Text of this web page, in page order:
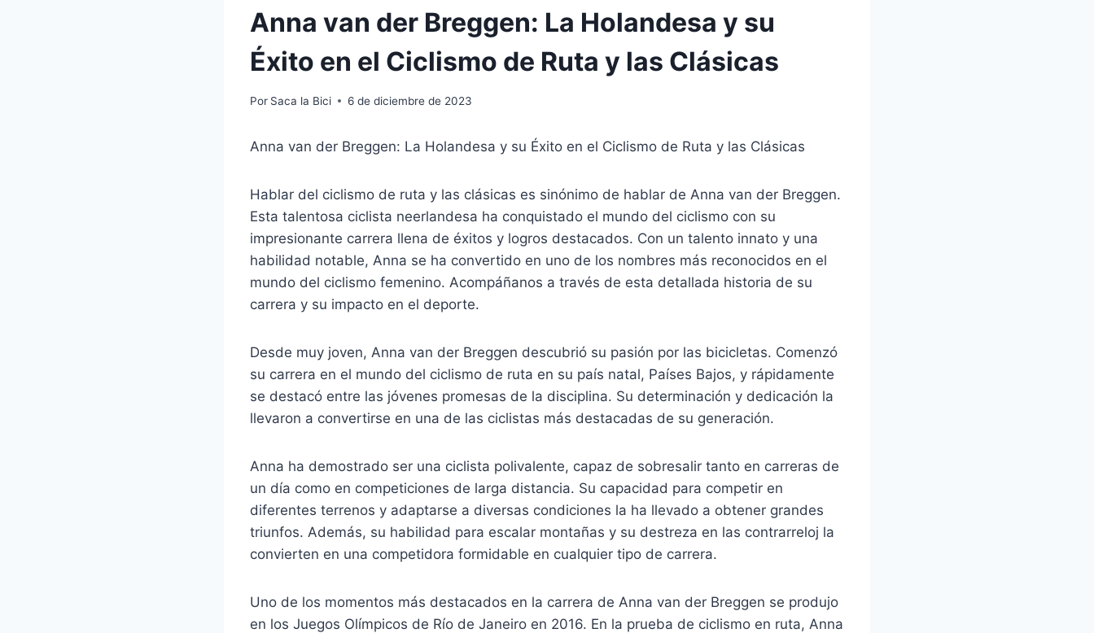
Anna van der Breggen: La Holandesa y su
Éxito en el Ciclismo de Ruta y las Clásicas
Por Saca la Bici 6 de diciembre de 2023
Anna van der Breggen: La Holandesa y su Éxito en el Ciclismo de Ruta y las Clásicas
Hablar del ciclismo de ruta y las clásicas es sinónimo de hablar de Anna van der Breggen.
Esta talentosa ciclista neerlandesa ha conquistado el mundo del ciclismo con su
impresionante carrera llena de éxitos y logros destacados. Con un talento innato y una
habilidad notable, Anna se ha convertido en uno de los nombres más reconocidos en el
mundo del ciclismo femenino. Acompáñanos a través de esta detallada historia de su
carrera y su impacto en el deporte.
Desde muy joven, Anna van der Breggen descubrió su pasión por las bicicletas. Comenzó
su carrera en el mundo del ciclismo de ruta en su país natal, Países Bajos, y rápidamente
se destacó entre las jóvenes promesas de la disciplina. Su determinación y dedicación la
llevaron a convertirse en una de las ciclistas más destacadas de su generación.
Anna ha demostrado ser una ciclista polivalente, capaz de sobresalir tanto en carreras de
un día como en competiciones de larga distancia. Su capacidad para competir en
diferentes terrenos y adaptarse a diversas condiciones la ha llevado a obtener grandes
triunfos. Además, su habilidad para escalar montañas y su destreza en las contrarreloj la
convierten en una competidora formidable en cualquier tipo de carrera.
Uno de los momentos más destacados en la carrera de Anna van der Breggen se produjo
en los Juegos Olímpicos de Río de Janeiro en 2016. En la prueba de ciclismo en ruta, Anna